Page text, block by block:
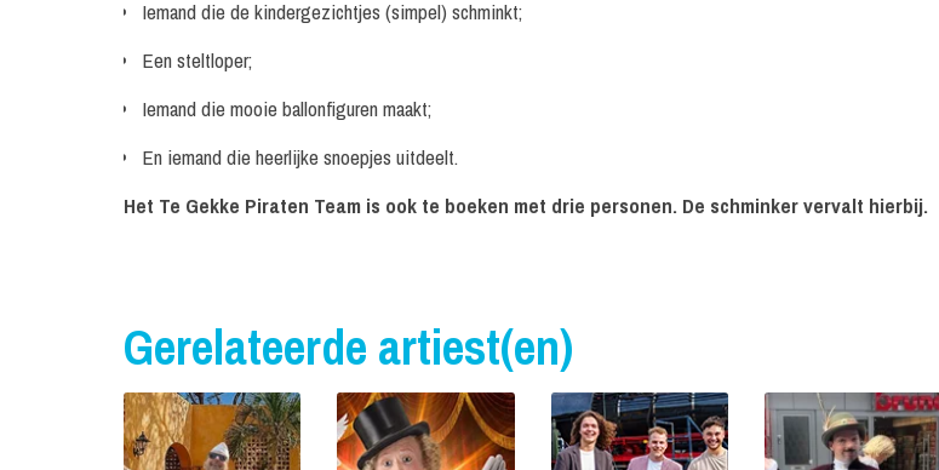
Iemand die de kindergezichtjes (simpel) schminkt;
Een steltloper;
Iemand die mooie ballonfiguren maakt;
En iemand die heerlijke snoepjes uitdeelt.
Het Te Gekke Piraten Team is ook te boeken met drie personen. De schminker vervalt hierbij.
Gerelateerde artiest(en)